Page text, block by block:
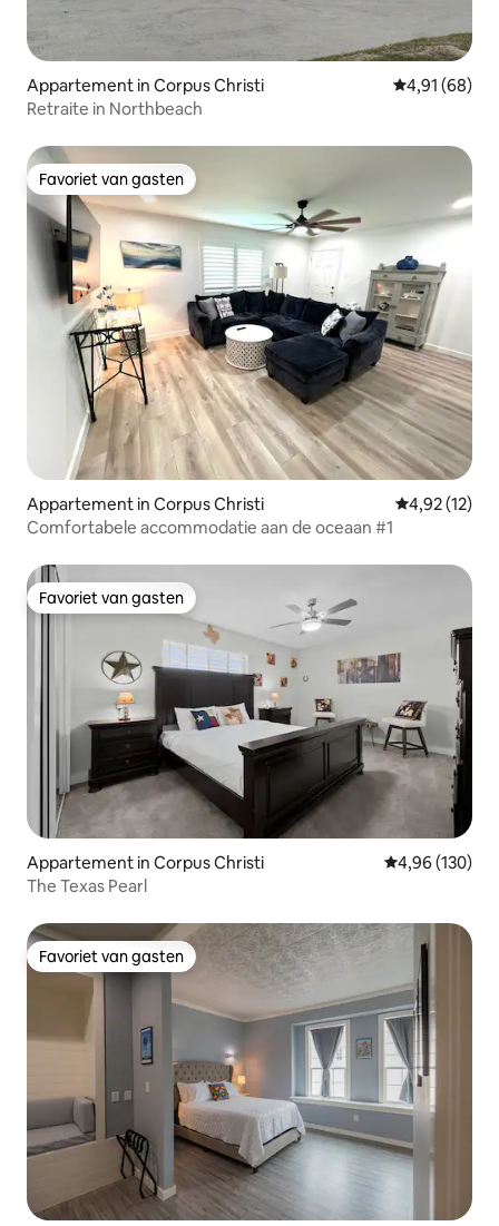
Appartement in Corpus Christi Gemiddelde
4,91 (68)
Retraite in Northbeach
Favoriet van gasten
Favoriet van gasten
Appartement in Corpus Christi Gemiddelde
4,92 (12)
Comfortabele accommodatie aan de oceaan #1
Favoriet van gasten
Favoriet van gasten
Appartement in Corpus Christi Gemiddelde
4,96 (130)
The Texas Pearl
Favoriet van gasten
Favoriet van gasten